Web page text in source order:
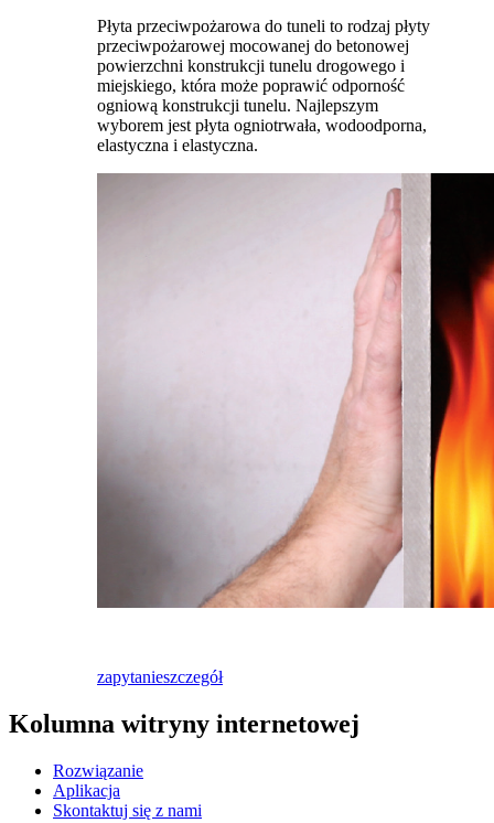
Płyta przeciwpożarowa do tuneli to rodzaj płyty
przeciwpożarowej mocowanej do betonowej
powierzchni konstrukcji tunelu drogowego i
miejskiego, która może poprawić odporność
ogniową konstrukcji tunelu. Najlepszym
wyborem jest płyta ogniotrwała, wodoodporna,
elastyczna i elastyczna.
zapytanieszczegół
Kolumna witryny internetowej
Rozwiązanie
Aplikacja
Skontaktuj się z nami